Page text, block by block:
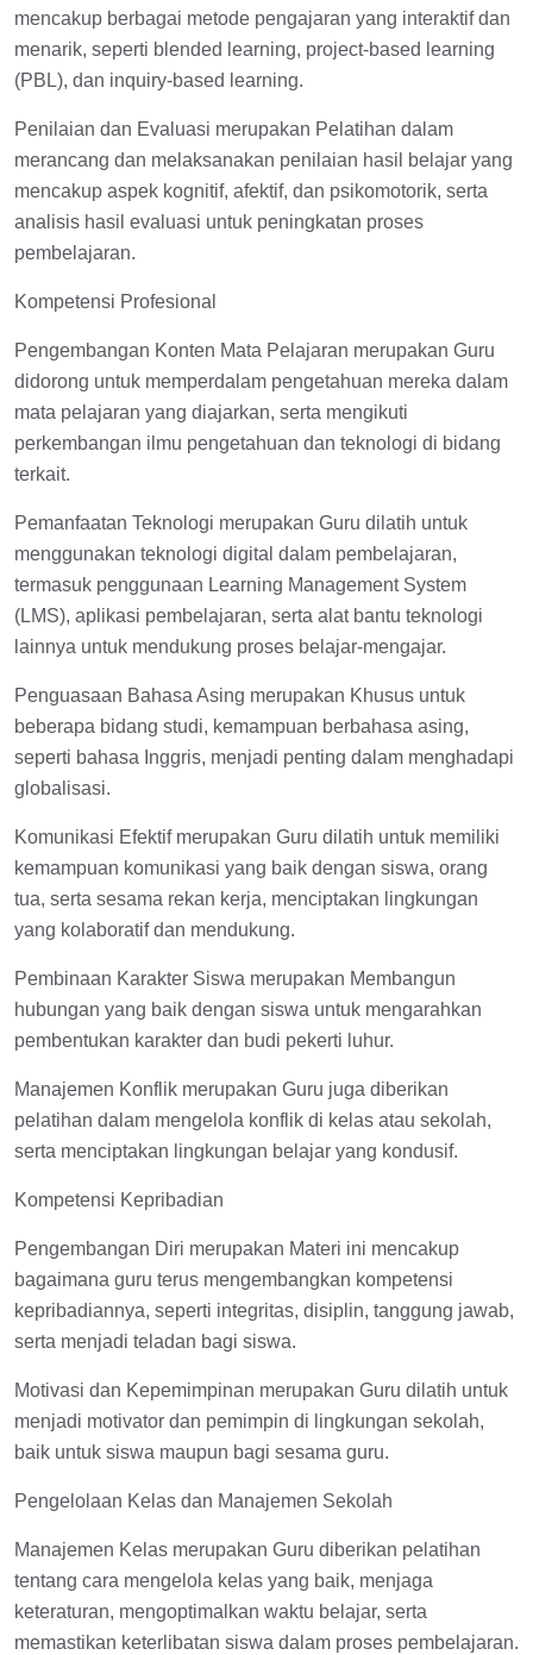
mencakup berbagai metode pengajaran yang interaktif dan
menarik, seperti blended learning, project-based learning
(PBL), dan inquiry-based learning.
Penilaian dan Evaluasi merupakan Pelatihan dalam
merancang dan melaksanakan penilaian hasil belajar yang
mencakup aspek kognitif, afektif, dan psikomotorik, serta
analisis hasil evaluasi untuk peningkatan proses
pembelajaran.
Kompetensi Profesional
Pengembangan Konten Mata Pelajaran merupakan Guru
didorong untuk memperdalam pengetahuan mereka dalam
mata pelajaran yang diajarkan, serta mengikuti
perkembangan ilmu pengetahuan dan teknologi di bidang
terkait.
Pemanfaatan Teknologi merupakan Guru dilatih untuk
menggunakan teknologi digital dalam pembelajaran,
termasuk penggunaan Learning Management System
(LMS), aplikasi pembelajaran, serta alat bantu teknologi
lainnya untuk mendukung proses belajar-mengajar.
Penguasaan Bahasa Asing merupakan Khusus untuk
beberapa bidang studi, kemampuan berbahasa asing,
seperti bahasa Inggris, menjadi penting dalam menghadapi
globalisasi.
Komunikasi Efektif merupakan Guru dilatih untuk memiliki
kemampuan komunikasi yang baik dengan siswa, orang
tua, serta sesama rekan kerja, menciptakan lingkungan
yang kolaboratif dan mendukung.
Pembinaan Karakter Siswa merupakan Membangun
hubungan yang baik dengan siswa untuk mengarahkan
pembentukan karakter dan budi pekerti luhur.
Manajemen Konflik merupakan Guru juga diberikan
pelatihan dalam mengelola konflik di kelas atau sekolah,
serta menciptakan lingkungan belajar yang kondusif.
Kompetensi Kepribadian
Pengembangan Diri merupakan Materi ini mencakup
bagaimana guru terus mengembangkan kompetensi
kepribadiannya, seperti integritas, disiplin, tanggung jawab,
serta menjadi teladan bagi siswa.
Motivasi dan Kepemimpinan merupakan Guru dilatih untuk
menjadi motivator dan pemimpin di lingkungan sekolah,
baik untuk siswa maupun bagi sesama guru.
Pengelolaan Kelas dan Manajemen Sekolah
Manajemen Kelas merupakan Guru diberikan pelatihan
tentang cara mengelola kelas yang baik, menjaga
keteraturan, mengoptimalkan waktu belajar, serta
memastikan keterlibatan siswa dalam proses pembelajaran.